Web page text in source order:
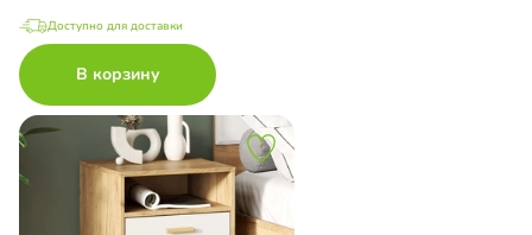
Доступно для доставки
В корзину